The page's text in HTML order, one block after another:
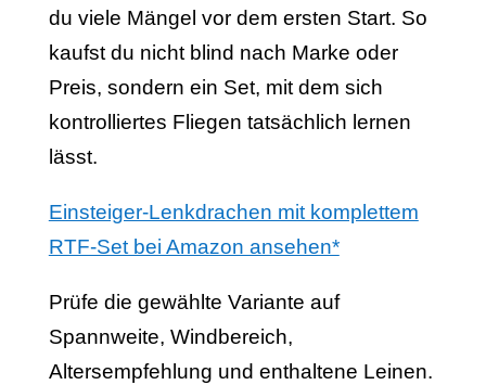
du viele Mängel vor dem ersten Start. So
kaufst du nicht blind nach Marke oder
Preis, sondern ein Set, mit dem sich
kontrolliertes Fliegen tatsächlich lernen
lässt.
Einsteiger-Lenkdrachen mit komplettem
RTF-Set bei Amazon ansehen*
Prüfe die gewählte Variante auf
Spannweite, Windbereich,
Altersempfehlung und enthaltene Leinen.